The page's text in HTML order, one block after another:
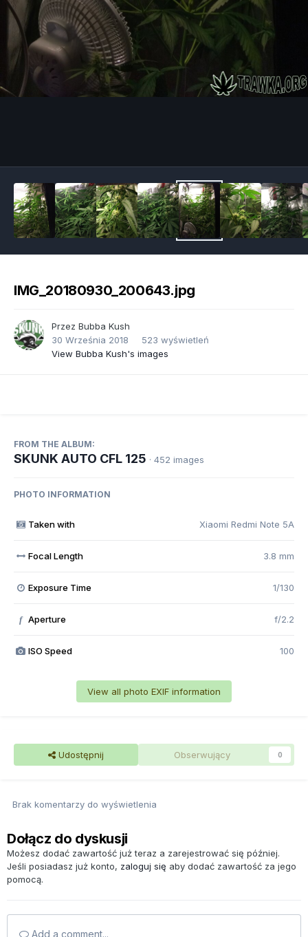
IMG_20180930_200643.jpg
Przez Bubba Kush
30 Września 2018
523 wyświetleń
View Bubba Kush's images
FROM THE ALBUM:
SKUNK AUTO CFL 125 · 452 images
PHOTO INFORMATION
Taken with Xiaomi Redmi Note 5A
Focal Length 3.8 mm
Exposure Time 1/130
f Aperture f/2.2
ISO Speed 100
View all photo EXIF information
Udostępnij Obserwujący 0
Brak komentarzy do wyświetlenia
Dołącz do dyskusji
Możesz dodać zawartość już teraz a zarejestrować się później.
Jeśli posiadasz już konto, zaloguj się aby dodać zawartość za jego
pomocą.
Add a comment...